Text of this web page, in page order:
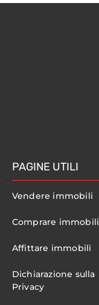
PAGINE UTILI
Vendere immobili
Comprare immobili
Affittare immobili
Dichiarazione sulla
Privacy